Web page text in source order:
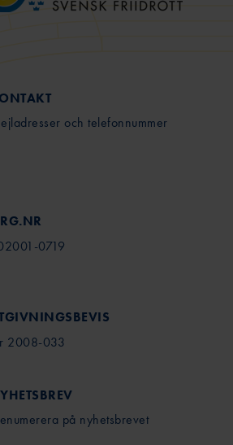
och telefonnummer
0719
2008-033
på nyhetsbrevet